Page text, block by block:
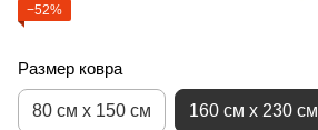
−52%
Размер ковра
80 см x 150 см 160 см x 230 см